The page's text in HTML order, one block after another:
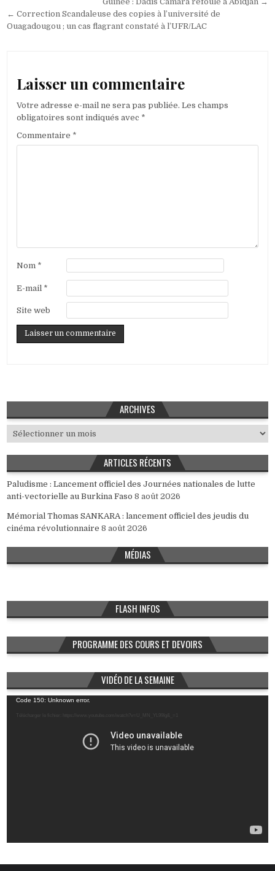
de
l’article
← Correction Scandaleuse des copies à l’université de
Ouagadougou ; un cas flagrant constaté à l’UFR/LAC
Laisser un commentaire
Votre adresse e-mail ne sera pas publiée. Les champs
obligatoires sont indiqués avec *
Commentaire *
Nom *
E-mail *
Site web
ARCHIVES
Archives
ARTICLES RÉCENTS
Paludisme : Lancement officiel des Journées nationales de lutte
anti-vectorielle au Burkina Faso 8 août 2026
Mémorial Thomas SANKARA : lancement officiel des jeudis du
cinéma révolutionnaire 8 août 2026
MÉDIAS
FLASH INFOS
PROGRAMME DES COURS ET DEVOIRS
VIDÉO DE LA SEMAINE
Lecteur
vidéo
Code 150: Unknown error.
Télécharger le fichier: https://www.youtube.com/watch?v=U_MN_YL99Ig&_=1